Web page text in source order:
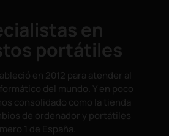
en
portátiles
en 2012 para atender al
del mundo. Y en poco
consolidado como la tienda
de ordenador y portátiles
1 de España.